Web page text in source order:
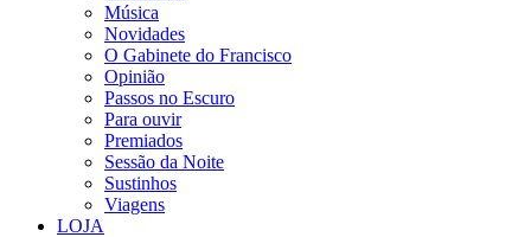
Música
Novidades
O Gabinete do Francisco
Opinião
Passos no Escuro
Para ouvir
Premiados
Sessão da Noite
Sustinhos
Viagens
LOJA